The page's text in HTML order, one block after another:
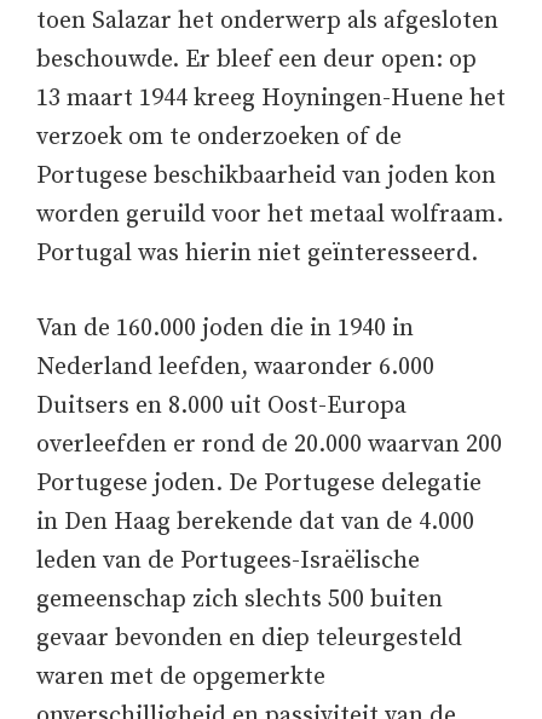
toen Salazar het onderwerp als afgesloten
beschouwde. Er bleef een deur open: op
13 maart 1944 kreeg Hoyningen-Huene het
verzoek om te onderzoeken of de
Portugese beschikbaarheid van joden kon
worden geruild voor het metaal wolfraam.
Portugal was hierin niet geïnteresseerd.
Van de 160.000 joden die in 1940 in
Nederland leefden, waaronder 6.000
Duitsers en 8.000 uit Oost-Europa
overleefden er rond de 20.000 waarvan 200
Portugese joden. De Portugese delegatie
in Den Haag berekende dat van de 4.000
leden van de Portugees-Israëlische
gemeenschap zich slechts 500 buiten
gevaar bevonden en diep teleurgesteld
waren met de opgemerkte